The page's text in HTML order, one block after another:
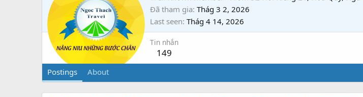
Đã tham gia Thág 3 2, 2026
Last seen Thág 4 14, 2026
Tin nhắn
149
Postings About